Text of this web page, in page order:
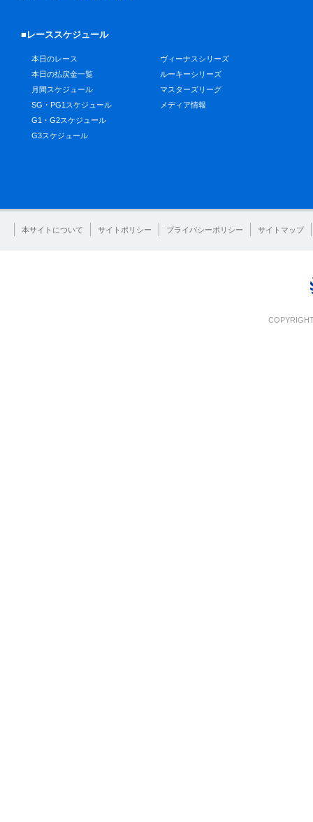
■レーススケジュール
本日のレース
本日の払戻金一覧
月間スケジュール
SG・PG1スケジュール
G1・G2スケジュール
G3スケジュール
ヴィーナスシリーズ
ルーキーシリーズ
マスターズリーグ
メディア情報
本サイトについて サイトポリシー プライバシーポリシー サイトマップ